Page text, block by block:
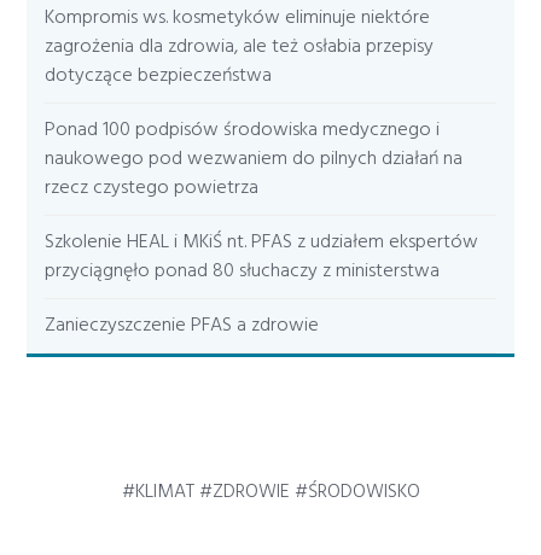
Kompromis ws. kosmetyków eliminuje niektóre
zagrożenia dla zdrowia, ale też osłabia przepisy
dotyczące bezpieczeństwa
Ponad 100 podpisów środowiska medycznego i
naukowego pod wezwaniem do pilnych działań na
rzecz czystego powietrza
Szkolenie HEAL i MKiŚ nt. PFAS z udziałem ekspertów
przyciągnęło ponad 80 słuchaczy z ministerstwa
Zanieczyszczenie PFAS a zdrowie
#KLIMAT #ZDROWIE #ŚRODOWISKO